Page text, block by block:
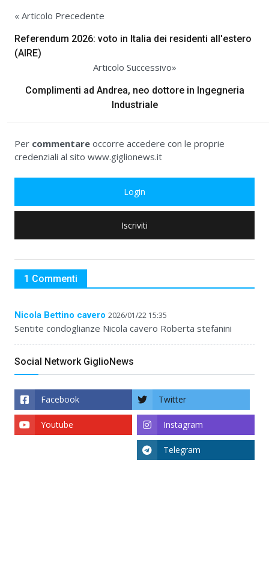
« Articolo Precedente
Referendum 2026: voto in Italia dei residenti all'estero
(AIRE)
Articolo Successivo»
Complimenti ad Andrea, neo dottore in Ingegneria
Industriale
Per commentare occorre accedere con le proprie
credenziali al sito www.giglionews.it
Login
Iscriviti
1 Commenti
Nicola Bettino cavero 2026/01/22 15:35
Sentite condoglianze Nicola cavero Roberta stefanini
Social Network GiglioNews
Facebook Twitter
Instagram
Youtube
Telegram